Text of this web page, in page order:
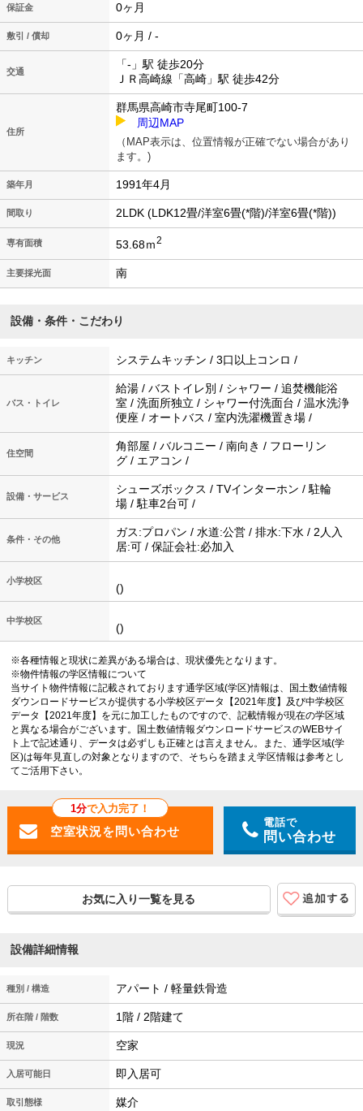
保証金 0ヶ月
敷引 / 償却 0ヶ月 / -
交通
「-」駅 徒歩20分
ＪＲ高崎線「高崎」駅 徒歩42分
住所
群馬県高崎市寺尾町100-7
周辺MAP
（MAP表示は、位置情報が正確でない場合があり
ます。)
築年月 1991年4月
間取り 2LDK (LDK12畳/洋室6畳(*階)/洋室6畳(*階))
専有面積 53.68ｍ2
主要採光面 南
設備・条件・こだわり
キッチン システムキッチン / 3口以上コンロ /
バス・トイレ
給湯 / バストイレ別 / シャワー / 追焚機能浴
室 / 洗面所独立 / シャワー付洗面台 / 温水洗浄
便座 / オートバス / 室内洗濯機置き場 /
住空間
角部屋 / バルコニー / 南向き / フローリン
グ / エアコン /
設備・サービス
シューズボックス / TVインターホン / 駐輪
場 / 駐車2台可 /
条件・その他
ガス:プロパン / 水道:公営 / 排水:下水 / 2人入
居:可 / 保証会社:必加入
小学校区
()
中学校区
()
※各種情報と現状に差異がある場合は、現状優先となります。
※物件情報の学区情報について
当サイト物件情報に記載されております通学区域(学区)情報は、国土数値情報
ダウンロードサービスが提供する小学校区データ【2021年度】及び中学校区
データ【2021年度】を元に加工したものですので、記載情報が現在の学区域
と異なる場合がございます。国土数値情報ダウンロードサービスのWEBサイ
ト上で記述通り、データは必ずしも正確とは言えません。また、通学区域(学
区)は毎年見直しの対象となりますので、そちらを踏まえ学区情報は参考とし
てご活用下さい。
1分で入力完了！
電話で
問い合わせ
お気に入り一覧を見る
設備詳細情報
種別 / 構造 アパート / 軽量鉄骨造
所在階 / 階数 1階 / 2階建て
現況 空家
入居可能日 即入居可
取引態様 媒介